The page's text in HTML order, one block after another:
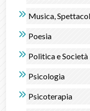
Musica,
Poesia
Politica e Società
Psicologia
Psicoterapia